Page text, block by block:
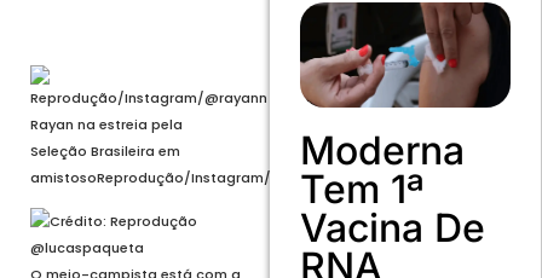
Rayan na estreia pela
Seleção Brasileira em
amistosoReprodução/Instagram/@rayann
Moderna
Tem 1ª
Vacina De
RNA